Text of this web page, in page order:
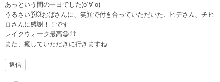
あっという間の一日でした(о´∀`о)
うるさい👂💥おばさんに、笑顔で付き合っていただいた、ヒデさん、チヒ
ロさんに感謝！！です
レイクウォーク最高😃⤴⤴
また、癒していただきに行きますね
返信